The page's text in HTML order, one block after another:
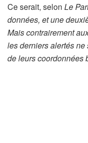
Ce serait, selon Le
données, et une
Mais contrairement
les derniers alertés
de leurs coordonnées